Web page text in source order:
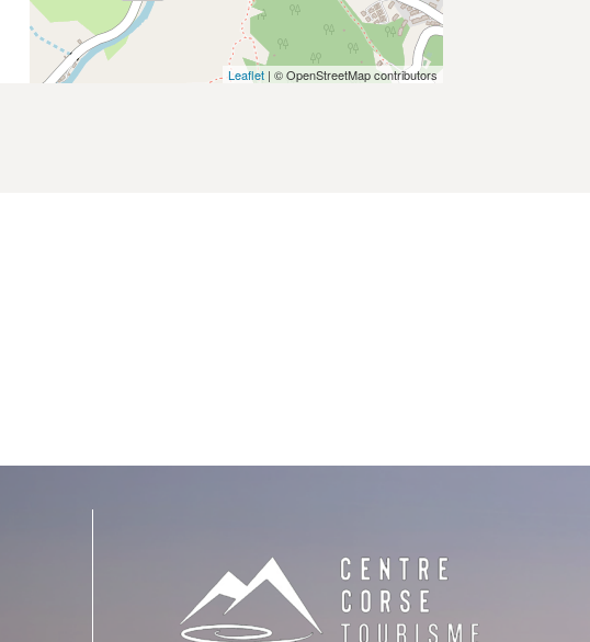
Leaflet| © OpenStreetMap contributors